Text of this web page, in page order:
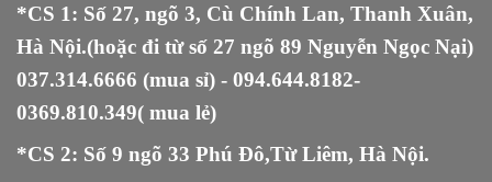
*CS 1: Số 27, ngõ 3, Cù Chính Lan, Thanh Xuân,
Hà Nội.(hoặc đi từ số 27 ngõ 89 Nguyễn Ngọc Nại)
037.314.6666 (mua sỉ) - 094.644.8182-
0369.810.349( mua lẻ)
*CS 2: Số 9 ngõ 33 Phú Đô,Từ Liêm, Hà Nội.